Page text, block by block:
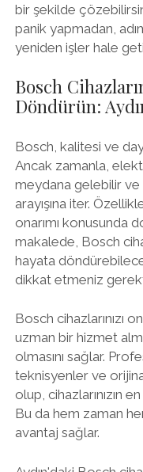
bir şekilde
panik yapmadan,
yeniden işler hale
Bosch
Döndürün:
Bosch, kalitesi ve
Ancak zamanla,
meydana gelebilir ve
arayışına iter.
onarımı konusunda
makalede, Bosch
hayata
dikkat etmeniz
Bosch cihazlarınızı
uzman bir hizmet
olmasını sağlar.
teknisyenler ve
olup, cihazlarınızın
Bu da hem zaman
avantaj sağlar.